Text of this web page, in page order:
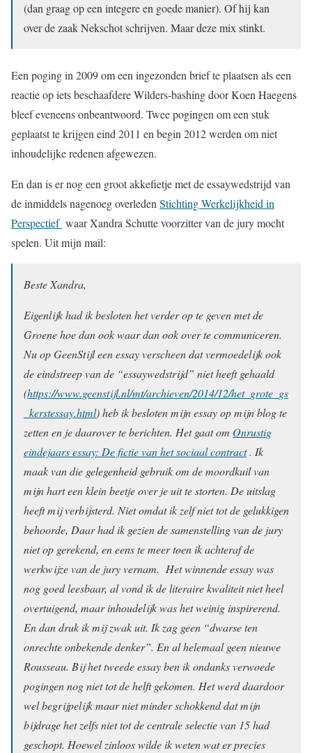
(dan graag op een integere en goede manier). Of hij kan
over de zaak Nekschot schrijven. Maar deze mix stinkt.
Een poging in 2009 om een ingezonden brief te plaatsen als een
reactie op iets beschaafdere Wilders-bashing door Koen Haegens
bleef eveneens onbeantwoord. Twee pogingen om een stuk
geplaatst te krijgen eind 2011 en begin 2012 werden om niet
inhoudelijke redenen afgewezen.
En dan is er nog een groot akkefietje met de essaywedstrijd van
de inmiddels nagenoeg overleden Stichting Werkelijkheid in
Perspectief waar Xandra Schutte voorzitter van de jury mocht
spelen. Uit mijn mail:
Beste Xandra,
Eigenlijk had ik besloten het verder op te geven met de
Groene hoe dan ook waar dan ook over te communiceren.
Nu op GeenStijl een essay verscheen dat vermoedelijk ook
de eindstreep van de “essaywedstrijd” niet heeft gehaald
(https://www.geenstijl.nl/mt/archieven/2014/12/het_grote_gs
_kerstessay.html) heb ik besloten mijn essay op mijn blog te
zetten en je daarover te berichten. Het gaat om Onrustig
eindejaars essay: De fictie van het sociaal contract. Ik
maak van die gelegenheid gebruik om de moordkuil van
mijn hart een klein beetje over je uit te storten. De uitslag
heeft mij verbijsterd. Niet omdat ik zelf niet tot de gelukkigen
behoorde, Daar had ik gezien de samenstelling van de jury
niet op gerekend, en eens te meer toen ik achteraf de
werkwijze van de jury vernam. Het winnende essay was
nog goed leesbaar, al vond ik de literaire kwaliteit niet heel
overtuigend, maar inhoudelijk was het weinig inspirerend.
En dan druk ik mij zwak uit. Ik zag geen “dwarse ten
onrechte onbekende denker”. En al helemaal geen nieuwe
Rousseau. Bij het tweede essay ben ik ondanks verwoede
pogingen nog niet tot de helft gekomen. Het werd daardoor
wel begrijpelijk maar niet minder schokkend dat mijn
bijdrage het zelfs niet tot de centrale selectie van 15 had
geschopt. Hoewel zinloos wilde ik weten wat er precies